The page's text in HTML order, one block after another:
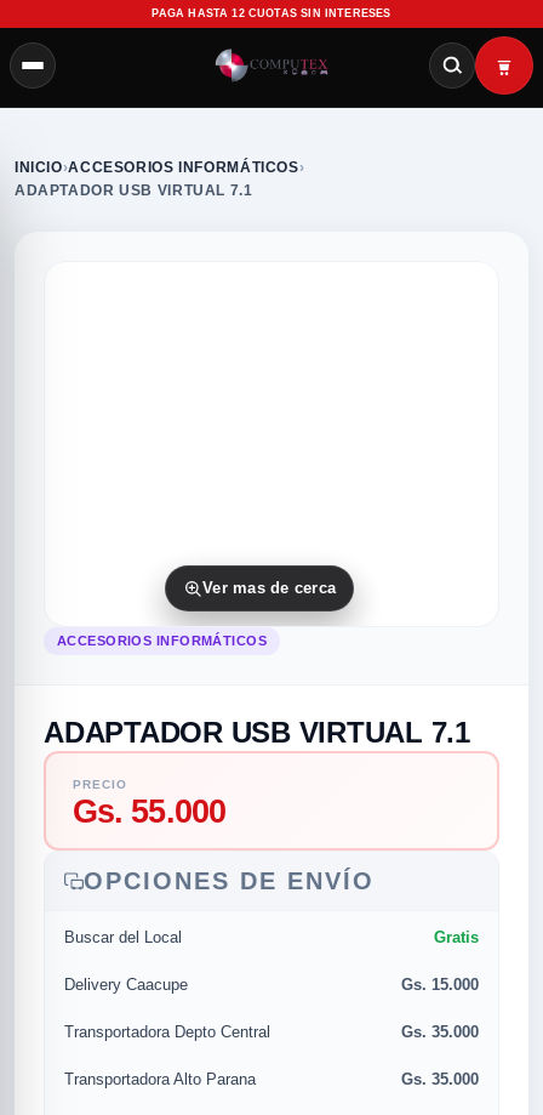
PAGA HASTA 12 CUOTAS SIN INTERESES
categorias
MUSICAL
INICIO›ACCESORIOS INFORMÁTICOS›
ADAPTADOR USB VIRTUAL 7.1
Ver mas de cerca
ACCESORIOS INFORMÁTICOS
ADAPTADOR USB VIRTUAL 7.1
PRECIO
Gs. 55.000
OPCIONES DE ENVÍO
Buscar del Local Gratis
Delivery Caacupe Gs. 15.000
Transportadora Depto Central Gs. 35.000
Transportadora Alto Parana Gs. 35.000